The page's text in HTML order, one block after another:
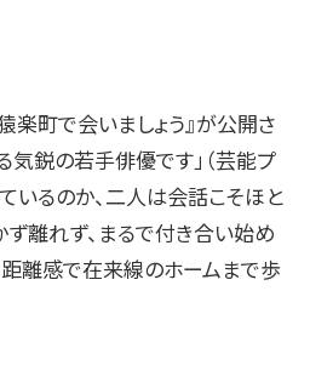
楽町で会いましょう』が公開さ
気鋭の若手俳優です」（芸能プ
いるのか、二人は会話こそほと
ず離れず、まるで付き合い始め
離感で在来線のホームまで歩